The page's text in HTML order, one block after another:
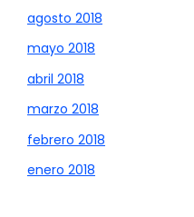
agosto 2018
mayo 2018
abril 2018
marzo 2018
febrero 2018
enero 2018